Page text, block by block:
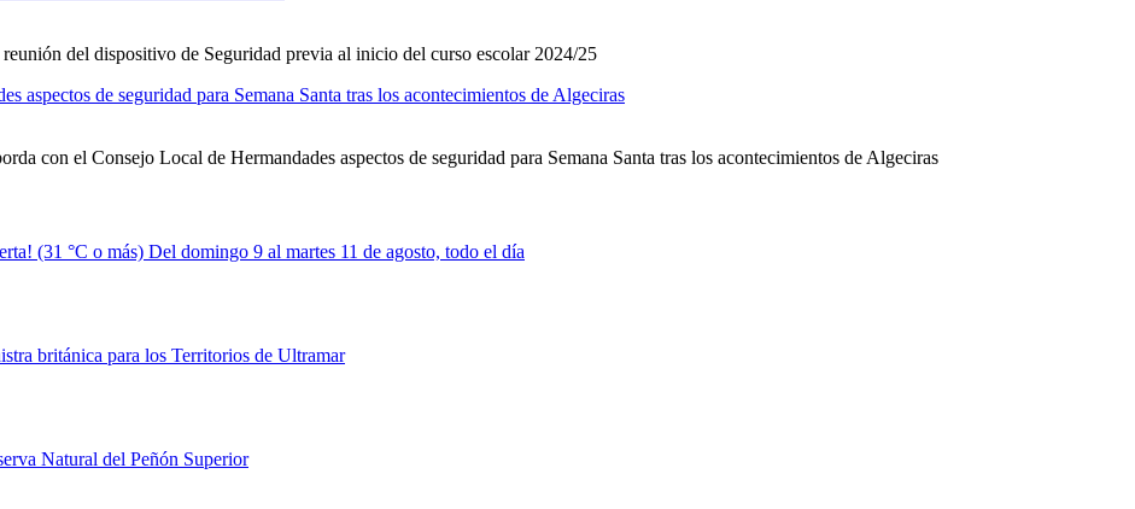
reunión del dispositivo de Seguridad previa al inicio del curso escolar 2024/25
con el Consejo Local de Hermandades aspectos de seguridad para Semana Santa tras los acontecimientos de Algeciras